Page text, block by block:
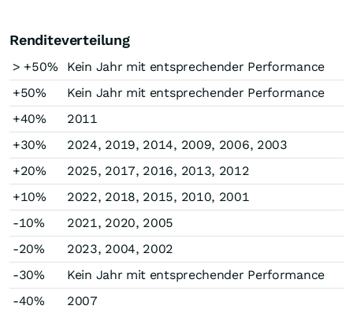
Renditeverteilung
> +50%
Kein Jahr mit entsprechender Performance
+50%
Kein Jahr mit entsprechender Performance
+40%
2011
+30%
2024, 2019, 2014, 2009, 2006, 2003
+20%
2025, 2017, 2016, 2013, 2012
+10%
2022, 2018, 2015, 2010, 2001
-10%
2021, 2020, 2005
-20%
2023, 2004, 2002
-30%
Kein Jahr mit entsprechender Performance
-40%
2007